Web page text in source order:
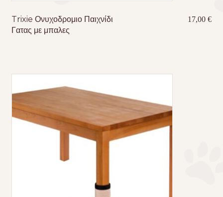
Trixie Ονυχοδρομιο Παιχνίδι
Γατας με μπαλες
17,00€